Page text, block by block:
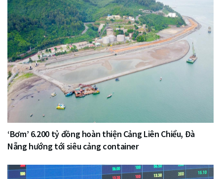
‘Bơm’ 6.200 tỷ đồng hoàn thiện Cảng Liên Chiểu, Đà
Nẵng hướng tới siêu cảng container